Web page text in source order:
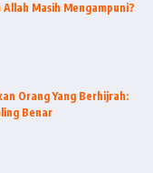
Masih Mengampuni?
Orang Yang Berhijrah:
Benar